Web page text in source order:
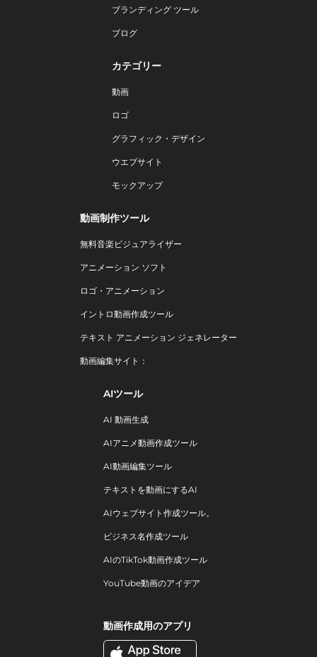
ブランディング ツール
ブログ
カテゴリー
動画
ロゴ
グラフィック・デザイン
ウエブサイト
モックアップ
動画制作ツール
無料音楽ビジュアライザー
アニメーション ソフト
ロゴ・アニメーション
イントロ動画作成ツール
テキスト アニメーション ジェネレーター
動画編集サイト：
AIツール
AI 動画生成
AIアニメ動画作成ツール
AI動画編集ツール
テキストを動画にするAI
AIウェブサイト作成ツール。
ビジネス名作成ツール
AIのTikTok動画作成ツール
YouTube動画のアイデア
動画作成用のアプリ